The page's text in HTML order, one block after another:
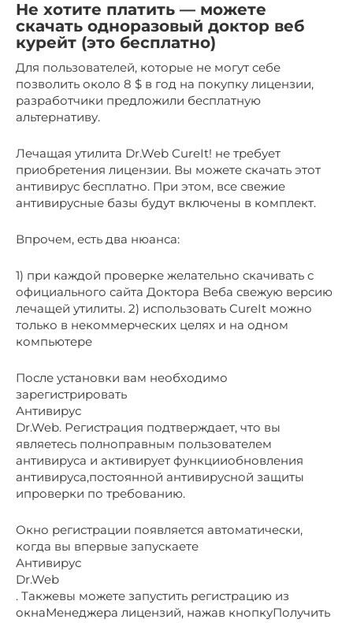
Не хотите платить — можете
скачать одноразовый доктор веб
курейт (это бесплатно)
Для пользователей, которые не могут себе
позволить около 8 $ в год на покупку лицензии,
разработчики предложили бесплатную
альтернативу.
Лечащая утилита Dr.Web CureIt! не требует
приобретения лицензии. Вы можете скачать этот
антивирус бесплатно. При этом, все свежие
антивирусные базы будут включены в комплект.
Впрочем, есть два нюанса:
1) при каждой проверке желательно скачивать с
официального сайта Доктора Веба свежую версию
лечащей утилиты. 2) использовать CureIt можно
только в некоммерческих целях и на одном
компьютере
После установки вам необходимо
зарегистрировать
Антивирус
Dr.Web. Регистрация подтверждает, что вы
являетесь полноправным пользователем
антивируса и активирует функцииобновления
антивируса,постоянной антивирусной защиты
ипроверки по требованию.
Окно регистрации появляется автоматически,
когда вы впервые запускаете
Антивирус
Dr.Web
. Такжевы можете запустить регистрацию из
окнаМенеджера лицензий, нажав кнопкуПолучить